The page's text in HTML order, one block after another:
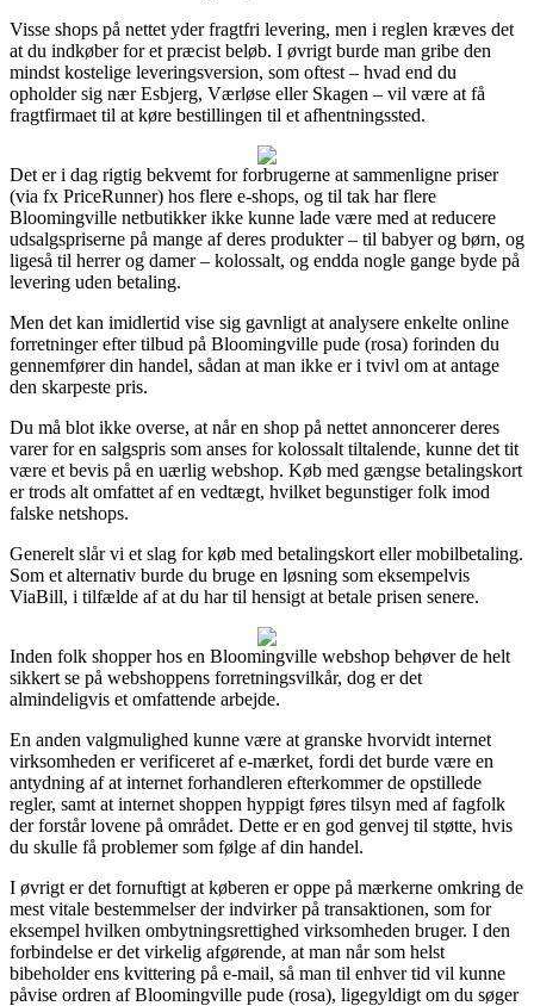
Visse shops på nettet yder fragtfri levering, men i reglen kræves det
at du indkøber for et præcist beløb. I øvrigt burde man gribe den
mindst kostelige leveringsversion, som oftest – hvad end du
opholder sig nær Esbjerg, Værløse eller Skagen – vil være at få
fragtfirmaet til at køre bestillingen til et afhentningssted.
Det er i dag rigtig bekvemt for forbrugerne at sammenligne priser
(via fx PriceRunner) hos flere e-shops, og til tak har flere
Bloomingville netbutikker ikke kunne lade være med at reducere
udsalgspriserne på mange af deres produkter – til babyer og børn, og
ligeså til herrer og damer – kolossalt, og endda nogle gange byde på
levering uden betaling.
Men det kan imidlertid vise sig gavnligt at analysere enkelte online
forretninger efter tilbud på Bloomingville pude (rosa) forinden du
gennemfører din handel, sådan at man ikke er i tvivl om at antage
den skarpeste pris.
Du må blot ikke overse, at når en shop på nettet annoncerer deres
varer for en salgspris som anses for kolossalt tiltalende, kunne det tit
være et bevis på en uærlig webshop. Køb med gængse betalingskort
er trods alt omfattet af en vedtægt, hvilket begunstiger folk imod
falske netshops.
Generelt slår vi et slag for køb med betalingskort eller mobilbetaling.
Som et alternativ burde du bruge en løsning som eksempelvis
ViaBill, i tilfælde af at du har til hensigt at betale prisen senere.
Inden folk shopper hos en Bloomingville webshop behøver de helt
sikkert se på webshoppens forretningsvilkår, dog er det
almindeligvis et omfattende arbejde.
En anden valgmulighed kunne være at granske hvorvidt internet
virksomheden er verificeret af e-mærket, fordi det burde være en
antydning af at internet forhandleren efterkommer de opstillede
regler, samt at internet shoppen hyppigt føres tilsyn med af fagfolk
der forstår lovene på området. Dette er en god genvej til støtte, hvis
du skulle få problemer som følge af din handel.
I øvrigt er det fornuftigt at køberen er oppe på mærkerne omkring de
mest vitale bestemmelser der indvirker på transaktionen, som for
eksempel hvilken ombytningsrettighed virksomheden bruger. I den
forbindelse er det virkelig afgørende, at man når som helst
bibeholder ens kvittering på e-mail, så man til enhver tid vil kunne
påvise ordren af Bloomingville pude (rosa), ligegyldigt om du søger